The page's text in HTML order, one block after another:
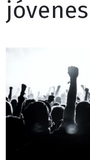
jóvenes